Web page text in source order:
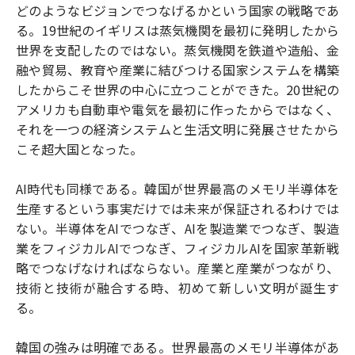
どのようなビジョンでつなげるかという国家の戦略であ
る。19世紀のイギリスは蒸気機関を最初に発明したから
世界を支配したのではない。蒸気機関を鉄道や造船、金
融や貿易、教育や産業に結びつける国家システムを構築
したからこそ世界の中心に立つことができた。20世紀の
アメリカも自動車や電気を最初に作ったからではなく、
それを一つの経済システムと生活文明に発展させたから
こそ超大国となった。
AI時代も同様である。韓国が世界最高のメモリ半導体を
生産するという事実だけでは未来が保証されるわけでは
ない。半導体をAIでつなぎ、AIを製造業でつなぎ、製造
業をフィジカルAIでつなぎ、フィジカルAIを国家革新戦
略でつなげなければならない。産業と産業がつながり、
技術と技術が融合する時、初めて新しい文明が誕生す
る。
韓国の強みは明確である。世界最高のメモリ半導体があ